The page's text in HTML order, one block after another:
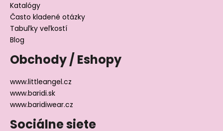
Katalógy
Často kladené otázky
Tabuľky veľkostí
Blog
Obchody / Eshopy
www.littleangel.cz
www.baridi.sk
www.baridiwear.cz
Sociálne siete